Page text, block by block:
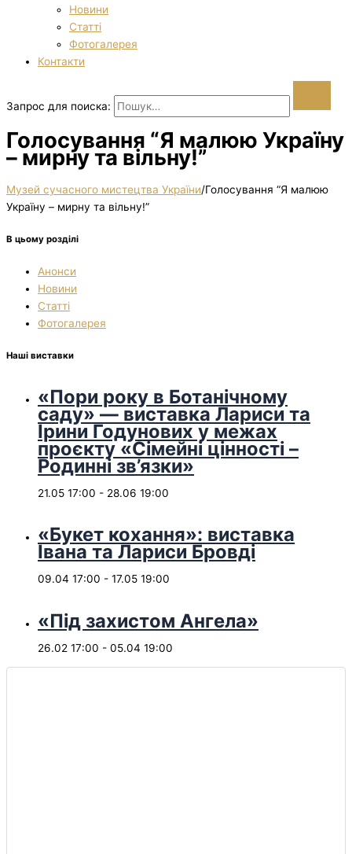
Новини
Статті
Фотогалерея
Контакти
Запрос для поиска:
Голосування “Я малюю Україну
– мирну та вільну!”
Музей сучасного мистецтва України/Голосування “Я малюю
Україну – мирну та вільну!”
В цьому розділі
Анонси
Новини
Статті
Фотогалерея
Наші виставки
«Пори року в Ботанічному
саду» — виставка Лариси та
Ірини Годунових у межах
проєкту «Сімейні цінності –
Родинні зв’язки»
21.05 17:00 - 28.06 19:00
«Букет кохання»: виставка
Івана та Лариси Бровді
09.04 17:00 - 17.05 19:00
«Під захистом Ангела»
26.02 17:00 - 05.04 19:00